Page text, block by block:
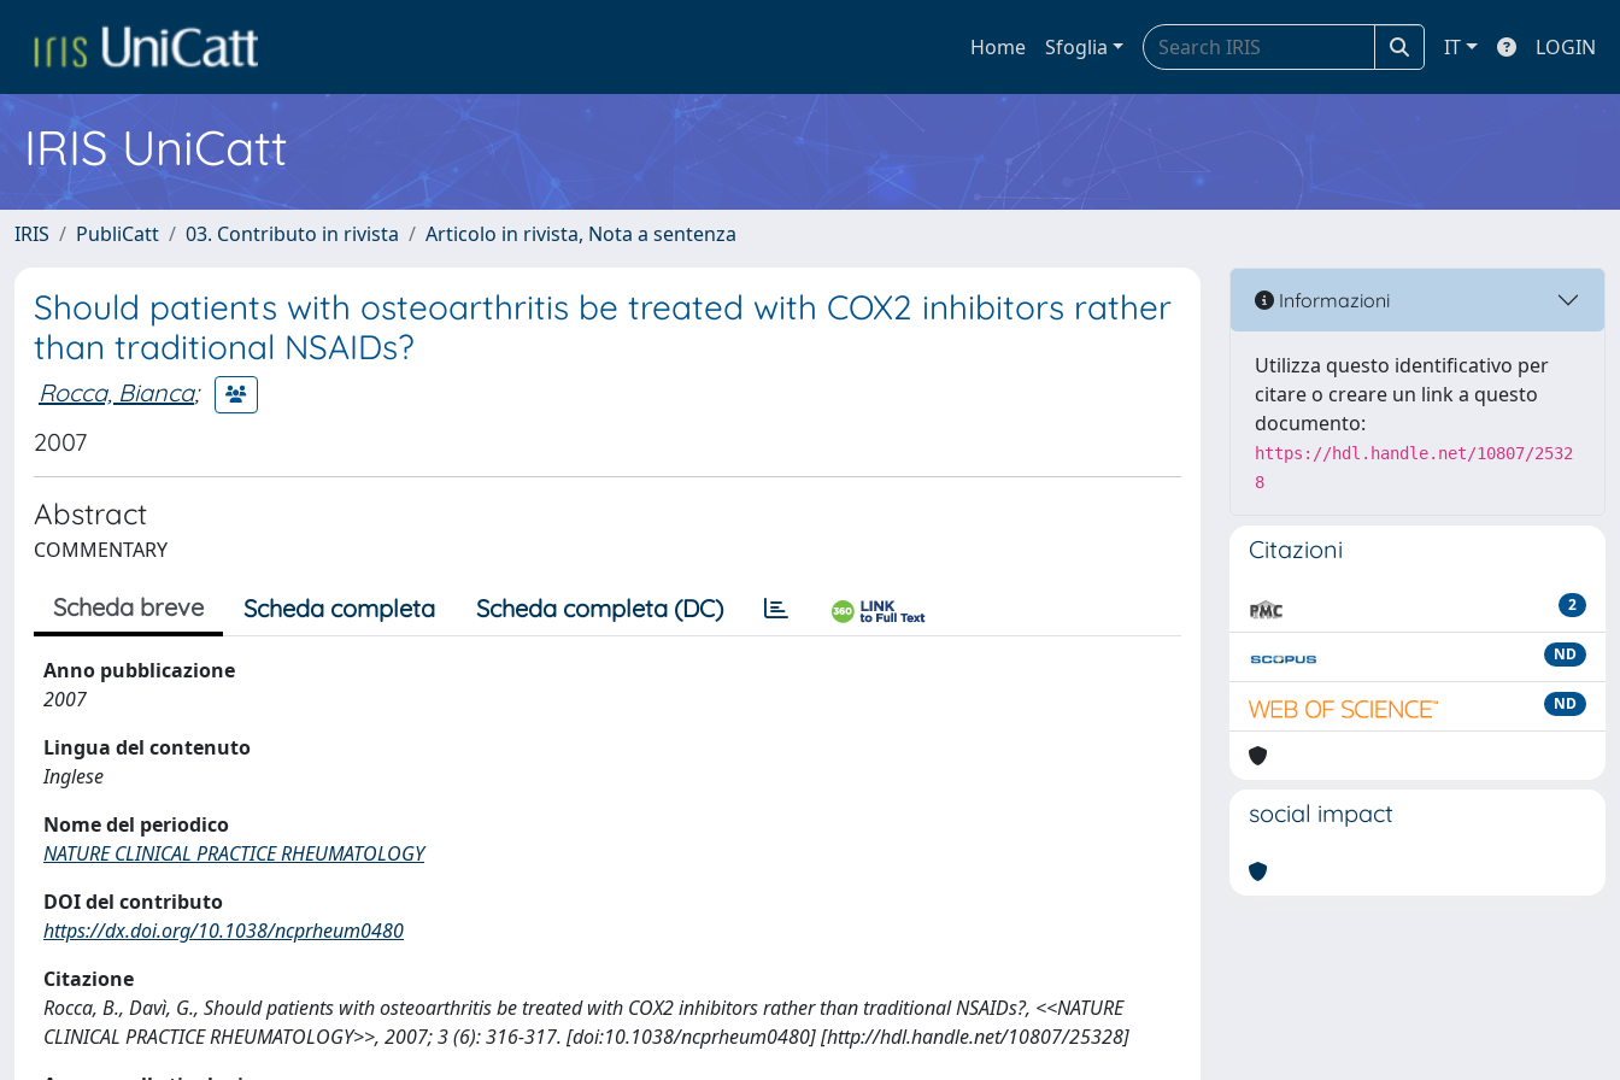
Home Sfoglia IT LOGIN
IRIS UniCatt
IRIS PubliCatt 03. Contributo in rivista Articolo in rivista, Nota a sentenza
Should patients with osteoarthritis be treated with COX2 inhibitors rather
than traditional NSAIDs?
Rocca, Bianca;
2007
Abstract
COMMENTARY
Scheda breve Scheda completa Scheda completa (DC)
Anno pubblicazione
2007
Lingua del contenuto
Inglese
Nome del periodico
NATURE CLINICAL PRACTICE RHEUMATOLOGY
DOI del contributo
https://dx.doi.org/10.1038/ncprheum0480
Citazione
Rocca, B., Davì, G., Should patients with osteoarthritis be treated with COX2 inhibitors rather than traditional NSAIDs?, <<NATURE
CLINICAL PRACTICE RHEUMATOLOGY>>, 2007; 3 (6): 316-317. [doi:10.1038/ncprheum0480] [http://hdl.handle.net/10807/25328]
Informazioni
Utilizza questo identificativo per
citare o creare un link a questo
documento:
https://hdl.handle.net/10807/2532
8
Citazioni
2
ND
ND
social impact